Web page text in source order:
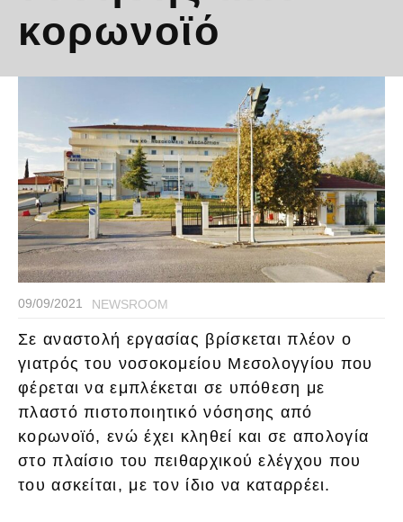
κορωνοϊό
09/09/2021 NEWSROOM
Σε αναστολή εργασίας βρίσκεται πλέον ο
γιατρός του νοσοκομείου Μεσολογγίου που
φέρεται να εμπλέκεται σε υπόθεση με
πλαστό πιστοποιητικό νόσησης από
κορωνοϊό, ενώ έχει κληθεί και σε απολογία
στο πλαίσιο του πειθαρχικού ελέγχου που
του ασκείται, με τον ίδιο να καταρρέει.